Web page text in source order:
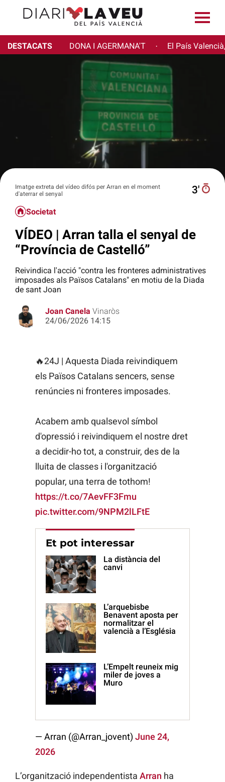
DESTACATS DONA I AGERMANA'T · El País
Imatge extreta del vídeo difós per Arran en el moment
d'aterrar el senyal
3′
Societat
VÍDEO | Arran talla el senyal de
“Província de Castelló”
Reivindica l'acció "contra les fronteres administratives
imposades als Països Catalans" en motiu de la Diada
de sant Joan
Joan Canela Vinaròs
24/06/2026 14:15
🔥24J | Aquesta Diada reivindiquem
els Països Catalans sencers, sense
renúncies ni fronteres imposades.
Acabem amb qualsevol símbol
d'opressió i reivindiquem el nostre dret
a decidir-ho tot, a construir, des de la
lluita de classes i l'organització
popular, una terra de tothom!
https://t.co/7AevFF3Fmu
pic.twitter.com/9NPM2lLFtE
Et pot interessar
La distància del
canvi
L’arquebisbe
Benavent aposta per
normalitzar el
valencià a l’Església
L’Empelt reuneix mig
miler de joves a
Muro
— Arran (@Arran_jovent) June 24,
2026
L’organització independentista Arran ha